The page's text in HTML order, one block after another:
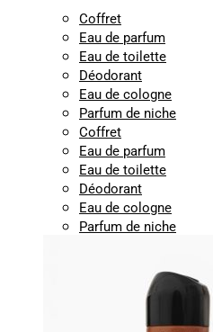
Coffret
Eau de parfum
Eau de toilette
Déodorant
Eau de cologne
Parfum de niche
Coffret
Eau de parfum
Eau de toilette
Déodorant
Eau de cologne
Parfum de niche